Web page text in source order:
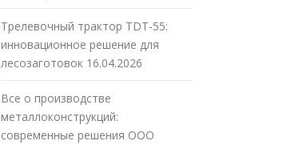
Трелевочный трактор TDT-55:
инновационное решение для
лесозаготовок 16.04.2026
Все о производстве
металлоконструкций:
современные решения ООО